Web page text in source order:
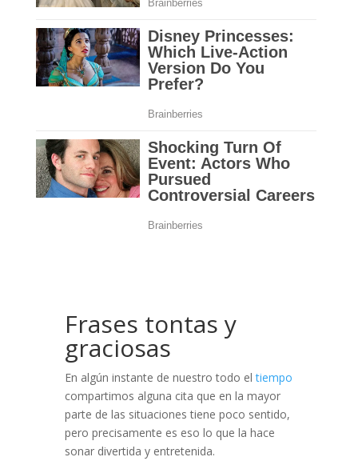
Frases tontas y
graciosas
En algún instante de nuestro todo eltiempo
compartimos alguna cita que en la mayor
parte de las situaciones tiene poco sentido,
pero precisamente es eso lo que la hace
sonar divertida y entretenida.